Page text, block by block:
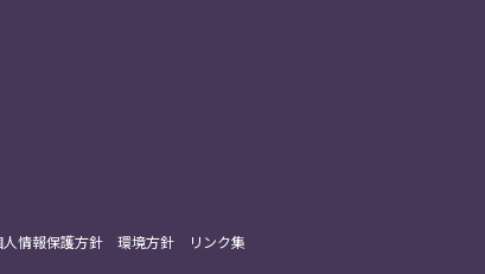
人情報保護方針 環境方針 リンク集